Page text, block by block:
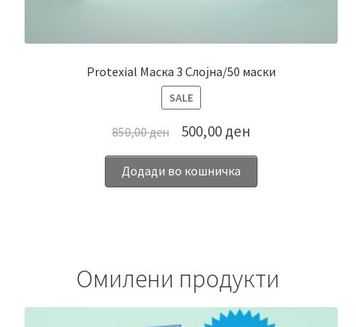
Protexial Маска 3 Слојна/50 маски
SALEПРОИЗВОД
НА
ПОПУСТ
850,00ден 500,00 ден
Додади во кошничка
Омилени продукти